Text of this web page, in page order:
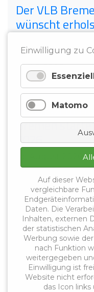
Der VLB
wünscht
den Kolleginnen
beruflichen ...
23.06.2026
Bremen
2026
Ab August 2026
Praxistest zur
16.03.2026
VLB
didacta 2026
Am Freitag, 13.
kleine Gruppe
früh ...
Einwilligung zu
Matomo
Auf dieser
vergleichbare
Daten. Die
Inhalten, externen
der statistischen
Werbung sowie
nach Funktion
weitergegeben
Einwilligung ist
Website nicht
das Icon